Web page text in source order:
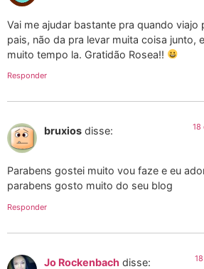
Vai me ajudar bastante pra quando viajo
pais, não da pra levar muita coisa junto,
muito tempo la. Gratidão Rosea!!
Responder
bruxios disse: 18
Parabens gostei muito vou faze e eu
parabens gosto muito do seu blog
Responder
Jo Rockenbach disse: